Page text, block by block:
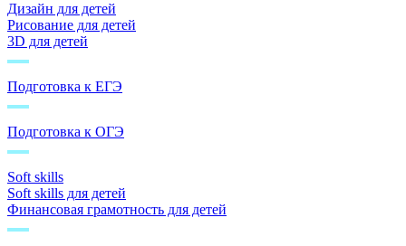
Дизайн для детей
Рисование для детей
3D для детей
Подготовка к ЕГЭ
Подготовка к ОГЭ
Soft skills
Soft skills для детей
Финансовая грамотность для детей